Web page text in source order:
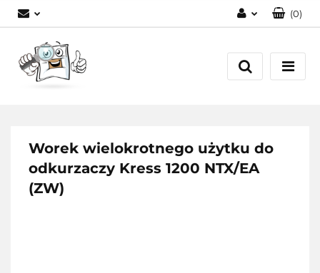
Zarejestruj się
(0)
Worek wielokrotnego użytku do
odkurzaczy Kress 1200 NTX/EA
(ZW)